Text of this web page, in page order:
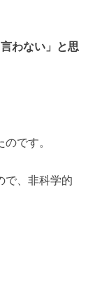
わない」と思
です。
で、非科学的